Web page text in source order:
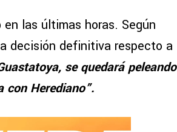
las últimas horas. Según
decisión definitiva respecto a
se quedará peleando
con Herediano”.